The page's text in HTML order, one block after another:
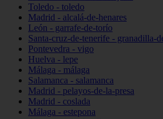
Toledo - toledo
Madrid - alcalá-de-henares
León - garrafe-de-torío
Santa-cruz-de-tenerife - granadilla-
Pontevedra - vigo
Huelva - lepe
Málaga - málaga
Salamanca - salamanca
Madrid - pelayos-de-la-presa
Madrid - coslada
Málaga - estepona